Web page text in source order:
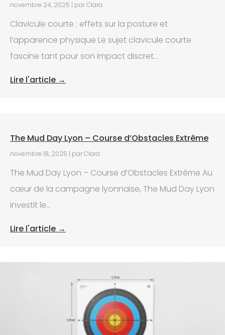
novembre 24, 2025 | par Clara
Clavicule courte : effets sur la posture et
l’apparence physique Le sujet clavicule courte
fascine tant pour son impact discret...
Lire l'article →
The Mud Day Lyon – Course d’Obstacles Extrême
novembre 18, 2025 | par Clara
The Mud Day Lyon – Course d’Obstacles Extrême Au
cœur de la campagne lyonnaise, The Mud Day Lyon
investit le...
Lire l'article →